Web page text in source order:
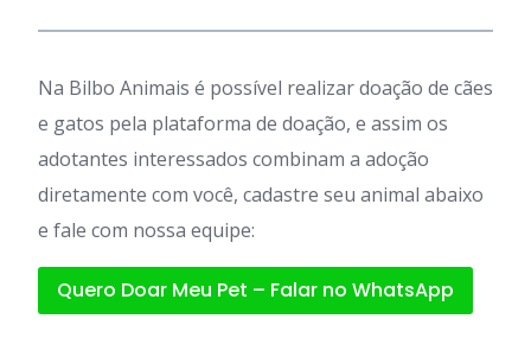
Na Bilbo Animais é possível realizar doação de cães
e gatos pela plataforma de doação, e assim os
adotantes interessados combinam a adoção
diretamente com você, cadastre seu animal abaixo
e fale com nossa equipe:
Quero Doar Meu Pet – Falar no WhatsApp